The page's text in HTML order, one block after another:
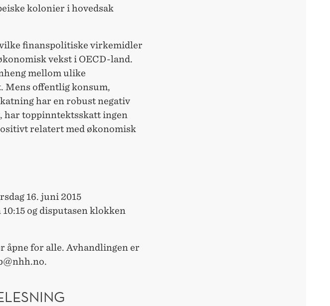
kolonier i hovedsak
finanspolitiske virkemidler
vekst i OECD-land.
mellom ulike
Mens offentlig konsum,
har en robust negativ
har toppinntektsskatt ingen
relatert med økonomisk
16. juni 2015
og disputasen klokken
åpne for alle. Avhandlingen er